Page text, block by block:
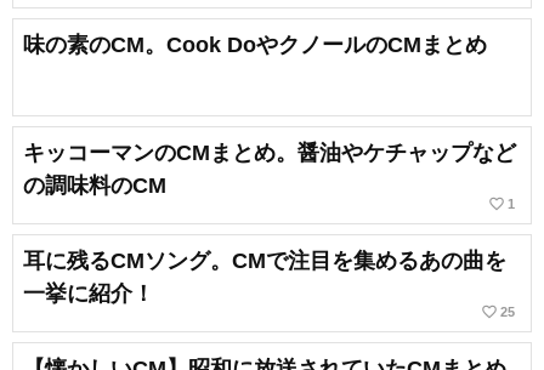
味の素のCM。Cook DoやクノールのCMまとめ
キッコーマンのCMまとめ。醤油やケチャップなど
の調味料のCM
favorite_border 1
耳に残るCMソング。CMで注目を集めるあの曲を
一挙に紹介！
favorite_border 25